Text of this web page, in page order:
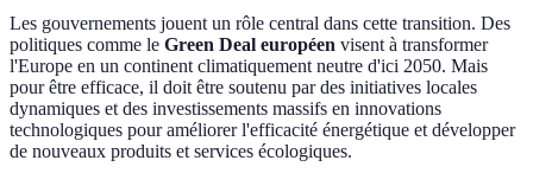
Les gouvernements jouent un rôle central dans cette transition. Des
politiques comme le Green Deal européen visent à transformer
l'Europe en un continent climatiquement neutre d'ici 2050. Mais
pour être efficace, il doit être soutenu par des initiatives locales
dynamiques et des investissements massifs en innovations
technologiques pour améliorer l'efficacité énergétique et développer
de nouveaux produits et services écologiques.